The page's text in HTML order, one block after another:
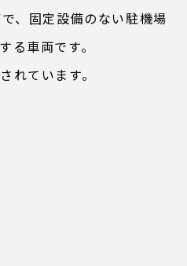
、固定設備のない駐機場
る車両です。
れています。